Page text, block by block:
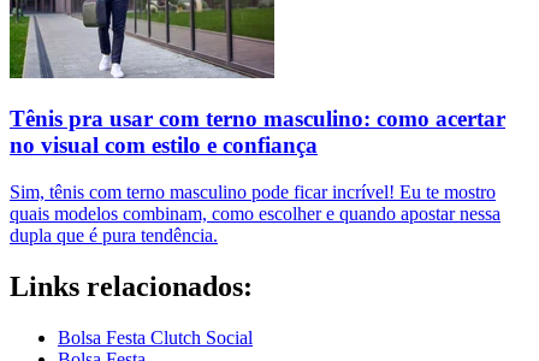
Tênis pra usar com terno masculino: como acertar
no visual com estilo e confiança
Sim, tênis com terno masculino pode ficar incrível! Eu te mostro
quais modelos combinam, como escolher e quando apostar nessa
dupla que é pura tendência.
Links relacionados:
Bolsa Festa Clutch Social